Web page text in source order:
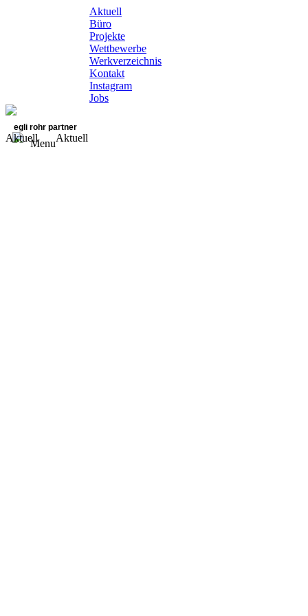
Aktuell
Büro
Projekte
Wettbewerbe
Werkverzeichnis
Kontakt
Instagram
Jobs
egli rohr partner
Menu
Aktuell Aktuell